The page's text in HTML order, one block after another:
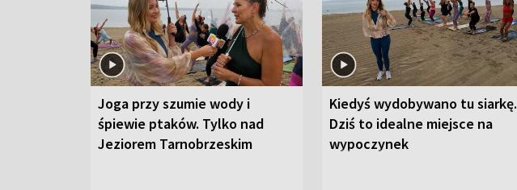
Joga przy szumie wody i
śpiewie ptaków. Tylko nad
Jeziorem Tarnobrzeskim
Kiedyś wydobywano tu siarkę.
Dziś to idealne miejsce na
wypoczynek